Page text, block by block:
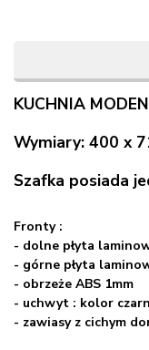
KUCHNIA
Wymiary: 400 x
Szafka posiada
Fronty :
- dolne płyta
- górne płyta
- obrzeże ABS 1mm
- uchwyt : kolor
- zawiasy z cichym